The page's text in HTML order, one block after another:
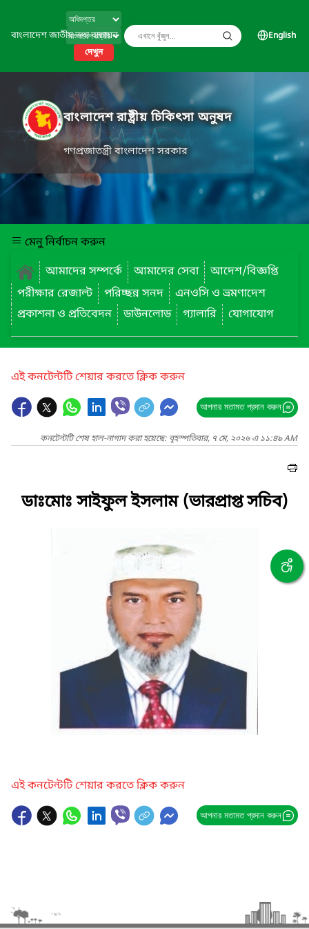
বাংলাদেশ জাতীয় তথ্য বাতায়ন
দেখুন
English
বাংলাদেশ রাষ্ট্রীয় চিকিৎসা অনুষদ
গণপ্রজাতন্ত্রী বাংলাদেশ সরকার
মেনু নির্বাচন করুন
আমাদের সম্পর্কে
আমাদের সেবা
আদেশ/বিজ্ঞপ্তি
পরীক্ষার রেজাল্ট
পরিচ্ছন্ন সনদ
এনওসি ও ভ্রমণাদেশ
প্রকাশনা ও প্রতিবেদন
ডাউনলোড গ্যালারি যোগাযোগ
এই কনটেন্টটি শেয়ার করতে ক্লিক করুন
আপনার মতামত প্রদান করুন
কনটেন্টটি শেষ হাল-নাগাদ করা হয়েছে: বৃহস্পতিবার, ৭ মে, ২০২৬ এ ১১:৪৯ AM
ডাঃমোঃ সাইফুল ইসলাম (ভারপ্রাপ্ত সচিব)
এই কনটেন্টটি শেয়ার করতে ক্লিক করুন
আপনার মতামত প্রদান করুন